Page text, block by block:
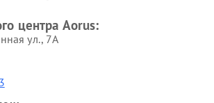
центра Aorus:
ул., 7А